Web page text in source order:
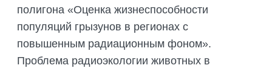
полигона «Оценка жизнеспособности
популяций грызунов в регионах с
повышенным радиационным фоном».
Проблема радиоэкологии животных в